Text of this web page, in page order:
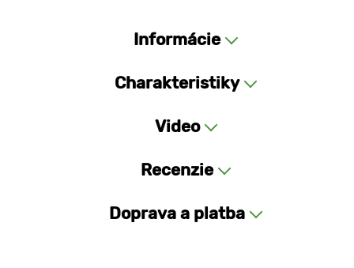
Informácie
Charakteristiky
Video
Recenzie
Doprava a platba